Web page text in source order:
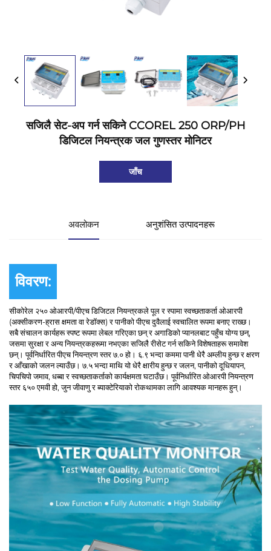
सजिलै सेट-अप गर्न सकिने CCOREL 250 ORP/PH
डिजिटल नियन्त्रक जल गुणस्तर मोनिटर
जाँच
अवलोकन अनुशंसित उत्पादनहरू
विवरण:
सीकोरेल २५० ओआरपी/पीएच डिजिटल नियन्त्रकले पूल र स्पामा स्वच्छताकर्ता ओआरपी
(अक्सीकरण-ह्रास क्षमता वा रेडॉक्स) र पानीको पीएच दुवैलाई स्वचालित रूपमा बनाए राख्छ।
सबै संचालन कार्यहरू स्पष्ट रूपमा लेबल गरिएका छन् र अगाडिको प्यानलबाट पहुँच योग्य छन्,
जसमा सुरक्षा र अन्य नियन्त्रकहरूमा नभएका सजिलै रीसेट गर्न सकिने विशेषताहरू समावेश
छन्। पूर्वनिर्धारित पीएच नियन्त्रण स्तर ७.० हो। ६.९ भन्दा कममा पानी धेरै अम्लीय हुन्छ र क्षरण
र आँखाको जलन ल्याउँछ। ७.५ भन्दा माथि यो धेरै क्षारीय हुन्छ र जलन, पानीको दूधियापन,
चिपचिपो जमाव, धब्बा र स्वच्छताकर्ताको कार्यक्षमता घटाउँछ। पूर्वनिर्धारित ओआरपी नियन्त्रण
स्तर ६५० एमवी हो, जुन जीवाणु र ब्याक्टेरियाको रोकथामका लागि आवश्यक मानहरू हुन्।